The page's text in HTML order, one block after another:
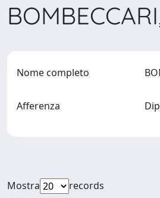
Nome completo
Afferenza
Mostra
records